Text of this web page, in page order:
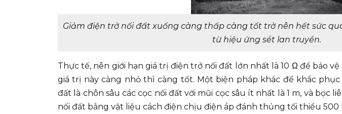
Giảm điện trở nối đất xuống càng thấp càng tốt trở nên hết sức
từ hiệu ứng sét lan truyền.
Thực tế, nên giới hạn giá trị điện trở nối đất lớn nhất là 10 Ω để bảo
giá trị này càng nhỏ thì càng tốt. Một biện pháp khác để khắc
đất là chôn sâu các cọc nối đất với mũi cọc sâu ít nhất là 1 m, và bọc
nối đất bằng vật liệu cách điện chịu điện áp đánh thủng tối thiểu